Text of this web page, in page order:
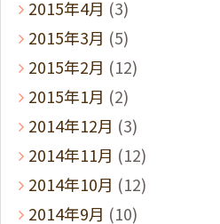
2015年4月 (3)
2015年3月 (5)
2015年2月 (12)
2015年1月 (2)
2014年12月 (3)
2014年11月 (12)
2014年10月 (12)
2014年9月 (10)